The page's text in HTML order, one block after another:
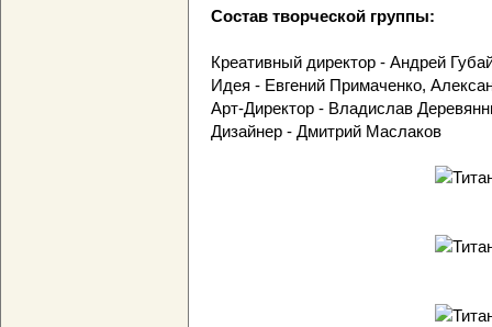
Состав творческой группы:
Креативный директор - Андрей
Идея - Евгений Примаченко,
Арт-Директор - Владислав
Дизайнер - Дмитрий Маслаков